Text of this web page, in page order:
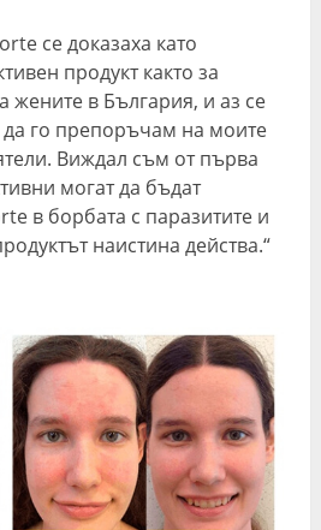
се доказаха като
продукт както за
жените в България, и аз се
го препоръчам на моите
Виждал съм от първа
могат да бъдат
в борбата с паразитите и
наистина действа.“